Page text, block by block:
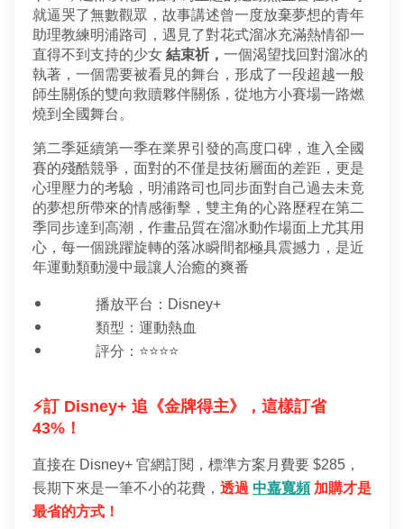
就逼哭了無數觀眾，故事講述曾一度放棄夢想的青年
助理教練明浦路司，遇見了對花式溜冰充滿熱情卻一
直得不到支持的少女 結束祈， 一個渴望找回對溜冰的
執著，一個需要被看見的舞台，形成了一段超越一般
師生關係的雙向救贖夥伴關係，從地方小賽場一路燃
燒到全國舞台。
第二季延續第一季在業界引發的高度口碑，進入全國
賽的殘酷競爭，面對的不僅是技術層面的差距，更是
心理壓力的考驗，明浦路司也同步面對自己過去未竟
的夢想所帶來的情感衝擊，雙主角的心路歷程在第二
季同步達到高潮，作畫品質在溜冰動作場面上尤其用
心，每一個跳躍旋轉的落冰瞬間都極具震撼力，是近
年運動類動漫中最讓人治癒的爽番
播放平台：Disney+
類型：運動熱血
評分：⭐⭐⭐⭐
⚡️訂 Disney+ 追《金牌得主》，這樣訂省
43%！
直接在 Disney+ 官網訂閱，標準方案月費要 $285，
長期下來是一筆不小的花費， 透過 中嘉寬頻 加購才是
最省的方式！